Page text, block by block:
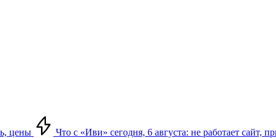
цены Что с «Иви» сегодня, 6 августа: не работает сайт,